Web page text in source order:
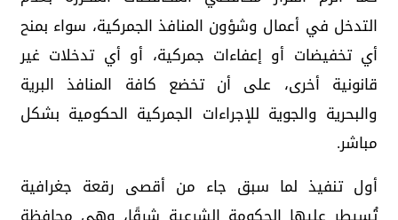
التدخل في أعمال وشؤون المنافذ الجمركية، سواء بمنح
أي تخفيضات أو إعفاءات جمركية، أو أي تدخلات غير
قانونية أخرى، على أن تخضع كافة المنافذ البرية
والبحرية والجوية للإجراءات الجمركية الحكومية بشكل
مباشر.
أول تنفيذ لما سبق جاء من أقصى رقعة جغرافية